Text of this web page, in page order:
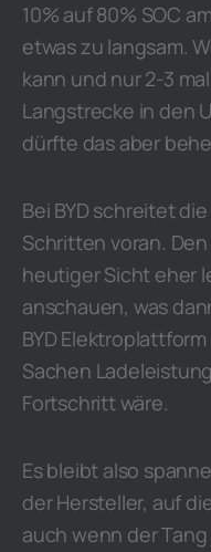
10% auf 80% SOC
etwas zu langsam.
kann und nur 2-3
Langstrecke in den
dürfte das aber
Bei BYD schreitet
Schritten voran.
heutiger Sicht eher
anschauen, was
BYD
Sachen
Fortschritt wäre.
Es bleibt also
der Hersteller, auf
auch wenn der